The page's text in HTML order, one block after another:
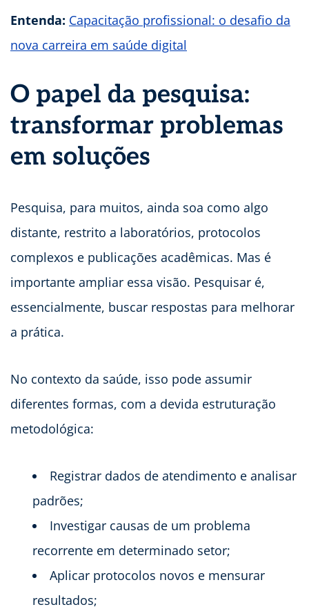
Entenda: Capacitação profissional: o desafio da
nova carreira em saúde digital
O papel da pesquisa:
transformar problemas
em soluções
Pesquisa, para muitos, ainda soa como algo
distante, restrito a laboratórios, protocolos
complexos e publicações acadêmicas. Mas é
importante ampliar essa visão. Pesquisar é,
essencialmente, buscar respostas para melhorar
a prática.
No contexto da saúde, isso pode assumir
diferentes formas, com a devida estruturação
metodológica:
Registrar dados de atendimento e analisar
padrões;
Investigar causas de um problema
recorrente em determinado setor;
Aplicar protocolos novos e mensurar
resultados;